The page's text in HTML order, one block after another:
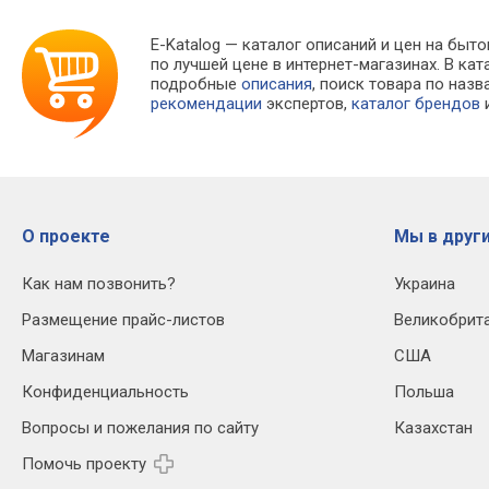
E-Katalog — каталог описаний и цен на
по лучшей цене в интернет-магазинах. В
подробныеописания, поиск товара по
рекомендации экспертов,каталог брендов
О проекте
Как нам позвонить?
Размещение прайс-листов
Магазинам
Конфиденциальность
Вопросы и пожелания по сайту
Помочь проекту
Мы в
Украина
США
Польша
Казахстан